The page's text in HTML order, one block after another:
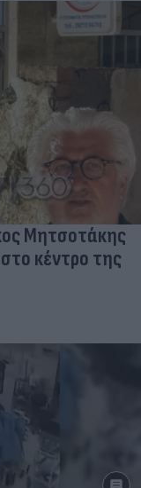
Μητσοτάκης
κέντρο της